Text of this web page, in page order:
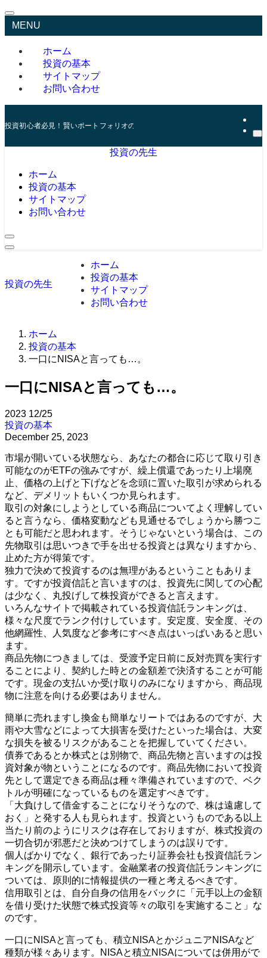
MENU
ホーム
投資の基本
サイトマップ
お問い合わせ
投資初心者必見！賢いポートフォリオの組み方とリスク管理の秘訣
投資の先生
ホーム
投資の基本
サイトマップ
お問い合わせ
投資の先生
ホーム
投資の基本
サイトマップ
お問い合わせ
ホーム
投資の基本
一口にNISAと言っても…。
一口にNISAと言っても…。
2023 12/25
投資の基本
December 25, 2023
市場が開いている状態なら、あなたの都合に応じて取り引き
可能なのがETFの強みですが、繰上償還であったり上場廃
止、価格の上げと下げなどを念頭に置いた取引が求められる
など、デメリットもいくつか見られます。
取引の対象にしようとしている商品についてよく理解してい
ると言うなら、価格変動なども見通せるでしょうから勝つこ
とも可能だと思われます。そうじゃないという場合は、この
先物取引は思いつきで手を出せる投資とは異なりますから、
止めた方が得策です。
独力で決めて投資するのは無理があるということもありま
す。ですが投資信託と言いますのは、投資先に関しての心配
は少なく、丸投げして株投資ができると言えます。
いろんなサイトで掲載されている投資信託ランキングは、
様々な尺度でランク付けしています。安定度、安全度、その
他網羅性、人気度など参考にすべき点はいっぱいあると思い
ます。
商品先物につきましては、受渡予定日前に反対売買を実行す
ることにより、契約した時との金額差で決済することが可能
です。現金の支払いか受け取りのみになりますから、商品現
物に注意を向ける必要はありません。
簡単に売れますし換金も簡単なリートではあるのですが、大
雨や大雪などによって大損害を受けたといった場合は、大変
な損失を被るリスクがあることを把握していてください。
債券であるとか株式とは別物で、商品先物と言いますのは投
資対象が物ということになるのです。商品先物において投資
先として選定できる商品は種々準備されていますので、ベク
トルが明確になっているものを選定すべきです。
「大負けして借金することになりそうなので、株は遠慮して
おく」と発する人も見られます。投資というものである以上
当たり前のようにリスクは存在しておりますが、株式投資の
一切合切が邪悪だと決めつけてしまうのは誤りです。
個人ばかりでなく、銀行であったり証券会社も投資信託ラン
キングを開示しています。金融業者の投資信託ランキングに
ついては、原則的に情報提供の一種と考えるべきです。
信用取引とは、自分自身の信用をバックに「元手以上の金額
を借り受けた状態で株式投資等々の取引を実施すること」な
のです。
一口にNISAと言っても、積立NISAとかジュニアNISAなど
種類が様々あります。NISAと積立NISAについては併用がで